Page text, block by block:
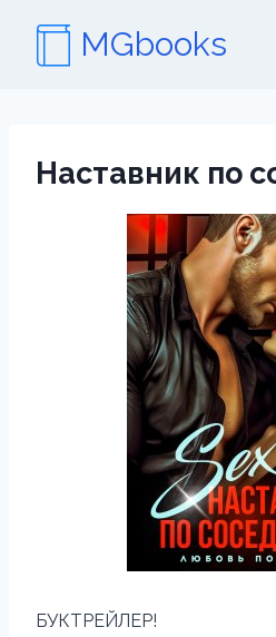
содержимому
MGbooks
Наставник по
БУКТРЕЙЛЕР!